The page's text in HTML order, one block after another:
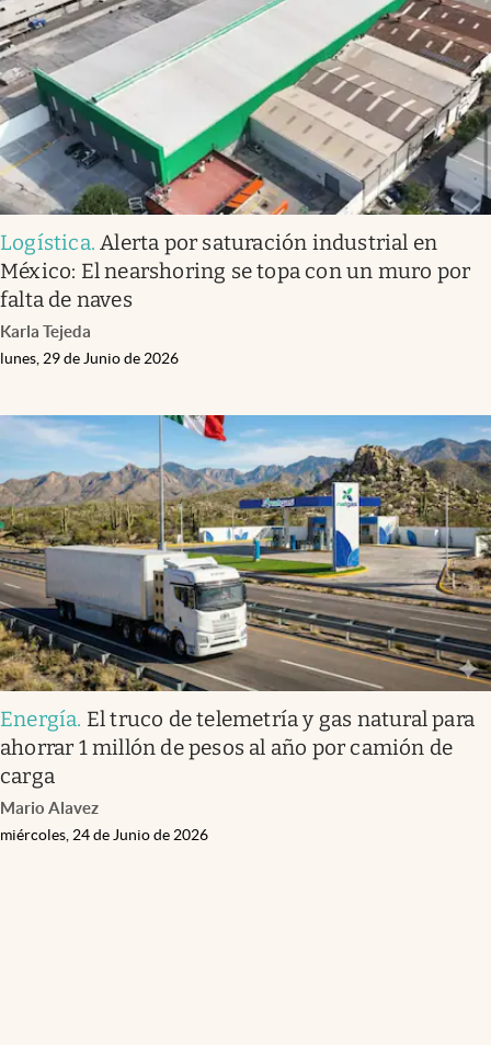
Logística.Alerta por saturación industrial en
México: El nearshoring se topa con un muro por
falta de naves
Karla Tejeda
lunes, 29 de Junio de 2026
Energía. El truco de telemetría y gas natural para
ahorrar 1 millón de pesos al año por camión de
carga
Mario Alavez
miércoles, 24 de Junio de 2026